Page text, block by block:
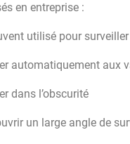
en entreprise :
utilisé pour
automatiquement aux
dans l’obscurité
un large angle de